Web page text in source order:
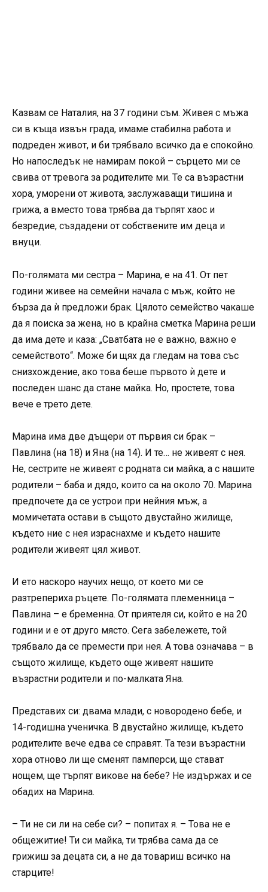
Казвам се Наталия, на 37 години съм. Живея с мъжа
си в къща извън града, имаме стабилна работа и
подреден живот, и би трябвало всичко да е спокойно.
Но напоследък не намирам покой – сърцето ми се
свива от тревога за родителите ми. Те са възрастни
хора, уморени от живота, заслужаващи тишина и
грижа, а вместо това трябва да търпят хаос и
безредие, създадени от собствените им деца и
внуци.
По-голямата ми сестра – Марина, е на 41. От пет
години живее на семейни начала с мъж, който не
бърза да ѝ предложи брак. Цялото семейство чакаше
да я поиска за жена, но в крайна сметка Марина реши
да има дете и каза: „Сватбата не е важно, важно е
семейството“. Може би щях да гледам на това със
снизхождение, ако това беше първото ѝ дете и
последен шанс да стане майка. Но, простете, това
вече е трето дете.
Марина има две дъщери от първия си брак –
Павлина (на 18) и Яна (на 14). И те… не живеят с нея.
Не, сестрите не живеят с родната си майка, а с нашите
родители – баба и дядо, които са на около 70. Марина
предпочете да се устрои при нейния мъж, а
момичетата остави в същото двустайно жилище,
където ние с нея израснахме и където нашите
родители живеят цял живот.
И ето наскоро научих нещо, от което ми се
разтрепериха ръцете. По-голямата племенница –
Павлина – е бременна. От приятеля си, който е на 20
години и е от друго място. Сега забележете, той
трябвало да се премести при нея. А това означава – в
същото жилище, където още живеят нашите
възрастни родители и по-малката Яна.
Представих си: двама млади, с новородено бебе, и
14-годишна ученичка. В двустайно жилище, където
родителите вече едва се справят. Та тези възрастни
хора отново ли ще сменят памперси, ще стават
нощем, ще търпят викове на бебе? Не издържах и се
обадих на Марина.
– Ти не си ли на себе си? – попитах я. – Това не е
общежитие! Ти си майка, ти трябва сама да се
грижиш за децата си, а не да товариш всичко на
старците!